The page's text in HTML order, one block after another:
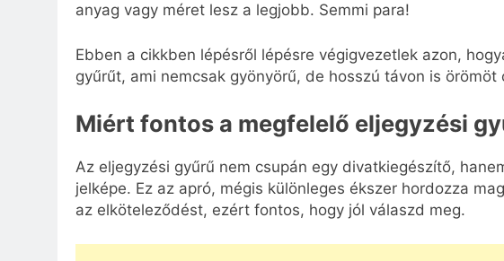
anyag vagy méret lesz a legjobb. Semmi para!
Ebben a cikkben lépésről lépésre végigvezetlek azon,
gyűrűt, ami nemcsak gyönyörű, de hosszú távon is örömöt
Miért fontos a megfelelő eljegyzési
Az eljegyzési gyűrű nem csupán egy divatkiegészítő,
jelképe. Ez az apró, mégis különleges ékszer hordozza
az elköteleződést, ezért fontos, hogy jól válaszd meg.